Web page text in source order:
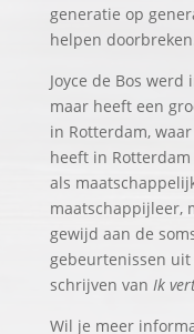
generatie op
helpen
Joyce de Bos
maar heeft een
in Rotterdam,
heeft in
als
maatschappijleer,
gewijd aan de
gebeurtenissen
schrijven van Ik
Wil je meer